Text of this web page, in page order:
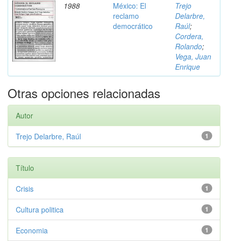
1988
México: El
reclamo
democrático
Trejo
Delarbre,
Raúl;
Cordera,
Rolando;
Vega, Juan
Enrique
Otras opciones relacionadas
Autor
1
Trejo Delarbre, Raúl
Título
1
Crisis
1
Cultura politica
1
Economia